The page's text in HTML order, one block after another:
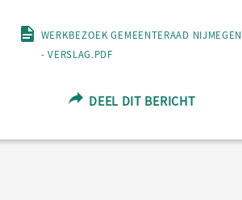
WERKBEZOEK GEMEENTERAAD NIJMEGEN
- VERSLAG.PDF
DEEL DIT BERICHT